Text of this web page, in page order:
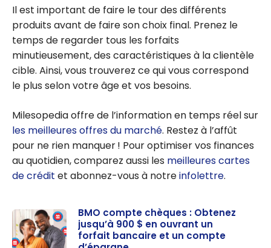
World Elite
jusqu’à
900 $ en
ouvrant un
forfait
bancaire
et un
compte
d’épargne
Il est important de faire le tour des différents
produits avant de faire son choix final. Prenez le
temps de regarder tous les forfaits
minutieusement, des caractéristiques à la clientèle
cible. Ainsi, vous trouverez ce qui vous correspond
le plus selon votre âge et vos besoins.
Milesopedia offre de l’information en temps réel sur
les meilleures offres du marché. Restez à l’affût
pour ne rien manquer ! Pour optimiser vos finances
au quotidien, comparez aussi les meilleures cartes
de crédit et abonnez-vous à notreinfolettre.
BMO compte chèques : Obtenez
jusqu’à 900 $ en ouvrant un
forfait bancaire et un compte